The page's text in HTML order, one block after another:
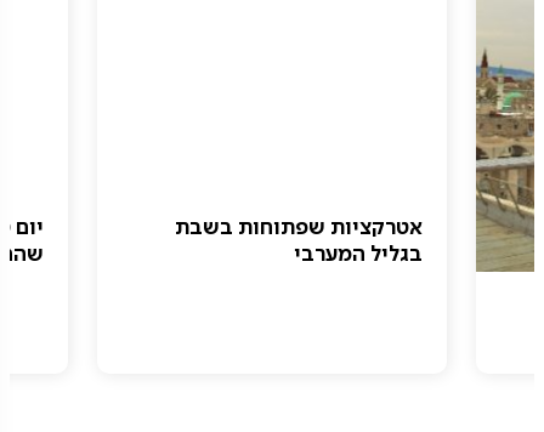
אטרקציות שפתוחות בשבת
בגליל המערבי
יום
שהם